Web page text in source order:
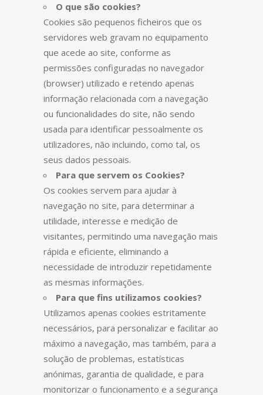
O que são cookies?
Cookies são pequenos ficheiros que os
servidores web gravam no equipamento
que acede ao site, conforme as
permissões configuradas no navegador
(browser) utilizado e retendo apenas
informação relacionada com a navegação
ou funcionalidades do site, não sendo
usada para identificar pessoalmente os
utilizadores, não incluindo, como tal, os
seus dados pessoais.
Para que servem os Cookies?
Os cookies servem para ajudar à
navegação no site, para determinar a
utilidade, interesse e medição de
visitantes, permitindo uma navegação mais
rápida e eficiente, eliminando a
necessidade de introduzir repetidamente
as mesmas informações.
Para que fins utilizamos cookies?
Utilizamos apenas cookies estritamente
necessários, para personalizar e facilitar ao
máximo a navegação, mas também, para a
solução de problemas, estatísticas
anónimas, garantia de qualidade, e para
monitorizar o funcionamento e a segurança